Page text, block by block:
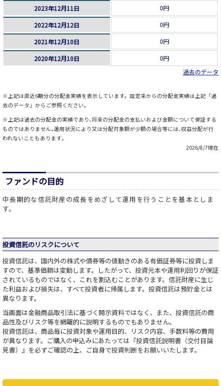
2023年12月11日 0円
2022年12月12日 0円
2021年12月10日 0円
2020年12月10日
0円
過去のデータ
※上記は直近6期分の分配金実績を表示しています。設定来からの分配金実績は上記「過
去のデータ」からご参照ください。
※上記は過去の分配金の実績であり､将来の分配金の支払いおよび金額について保証する
ものではありません｡運用状況により又は分配対象額が少額の場合等には､収益分配が行
われないこともあります｡
2026/8/7現在
ファンドの目的
中長期的な信託財産の成長をめざして運用を行うことを基本としま
す。
投資信託のリスクについて
投資信託は、国内外の株式や債券等の値動きのある有価証券等に投資しま
すので、基準価額は変動します。したがって、投資元本や運用利回りが保証
されているものではなく、これを割込むことがあります。信託財産に生じ
た利益および損失は、すべて投資者に帰属します。投資信託は預貯金とは
異なります。
当画面は金融商品取引法に基づく開示資料ではなく、また、投資信託の商
品性及びリスク等を網羅的に説明するものでもありません。
投資信託は、商品毎に投資対象や運用目的、リスク内容、手数料等の費用
が異なります。ご購入の申込みにあたっては『投資信託説明書（交付目論
見書）』を必ずご確認の上、ご自身で投資判断をお願いいたします。